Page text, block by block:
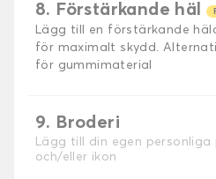
8. Förstärkande häl
Lägg till en förstärkande
för maximalt skydd.
för gummimaterial
9. Broderi
Lägg till din egen
och/eller ikon